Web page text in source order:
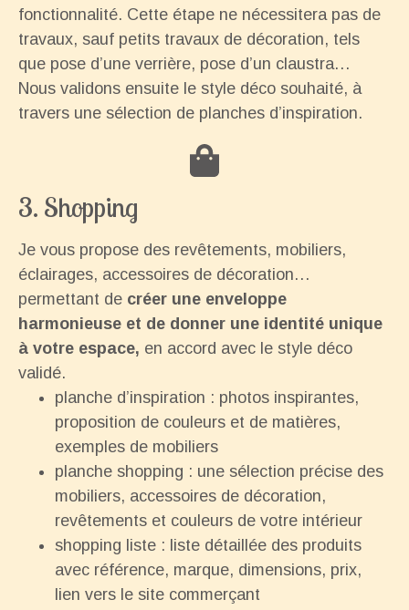
fonctionnalité. Cette étape ne nécessitera pas de
travaux, sauf petits travaux de décoration, tels
que pose d’une verrière, pose d’un claustra…
Nous validons ensuite le style déco souhaité, à
travers une sélection de planches d’inspiration.
3. Shopping
Je vous propose des revêtements, mobiliers,
éclairages, accessoires de décoration…
permettant de créer une enveloppe
harmonieuse et de donner une identité unique
à votre espace, en accord avec le style déco
validé.
planche d’inspiration : photos inspirantes,
proposition de couleurs et de matières,
exemples de mobiliers
planche shopping : une sélection précise des
mobiliers, accessoires de décoration,
revêtements et couleurs de votre intérieur
shopping liste : liste détaillée des produits
avec référence, marque, dimensions, prix,
lien vers le site commerçant